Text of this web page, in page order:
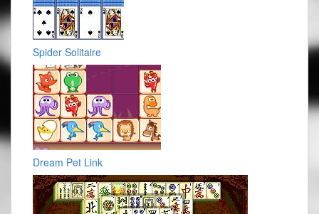
Spider Solitaire
Dream Pet Link